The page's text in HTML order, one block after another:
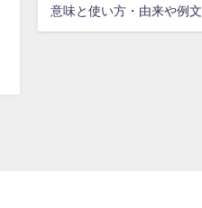
意味と使い方・由来や例文